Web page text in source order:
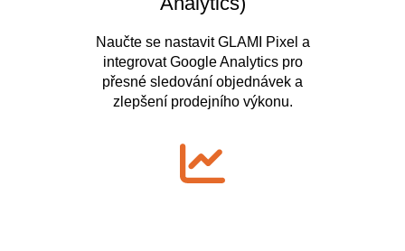
Naučte se nastavit GLAMI Pixel a
integrovat Google Analytics pro
přesné sledování objednávek a
zlepšení prodejního výkonu.